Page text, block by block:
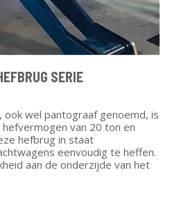
SERIE
ook wel pantograaf genoemd, is
van 20 ton en
hefbrug in staat
eenvoudig te heffen.
aan de onderzijde van het